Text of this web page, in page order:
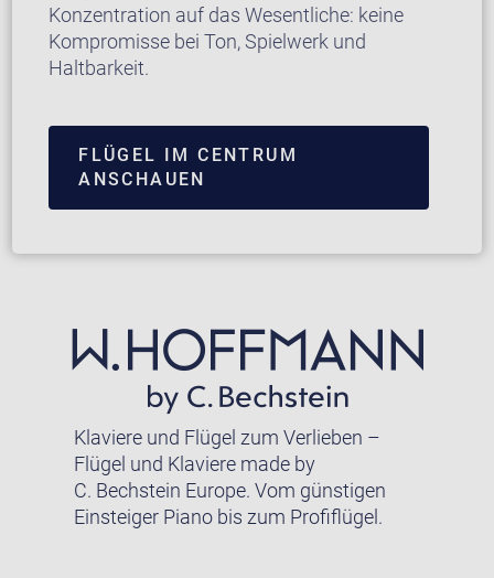
Konzentration auf das Wesentliche: keine
Kompromisse bei Ton, Spielwerk und
Haltbarkeit.
FLÜGEL IM CENTRUM
ANSCHAUEN
Klaviere und Flügel zum Verlieben –
Flügel und Klaviere made by
C. Bechstein Europe. Vom günstigen
Einsteiger Piano bis zum Profiflügel.